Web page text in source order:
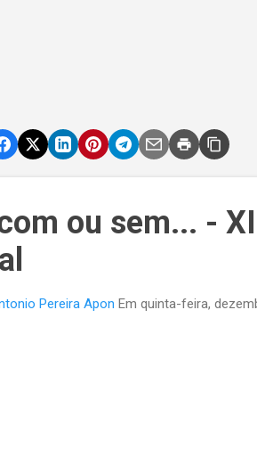
ou sem... -
Pereira Apon Em quinta-feira,